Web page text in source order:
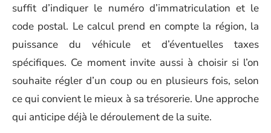
suffit d’indiquer le numéro d’immatriculation et le
code postal. Le calcul prend en compte la région, la
puissance du véhicule et d’éventuelles taxes
spécifiques. Ce moment invite aussi à choisir si l’on
souhaite régler d’un coup ou en plusieurs fois, selon
ce qui convient le mieux à sa trésorerie. Une approche
qui anticipe déjà le déroulement de la suite.